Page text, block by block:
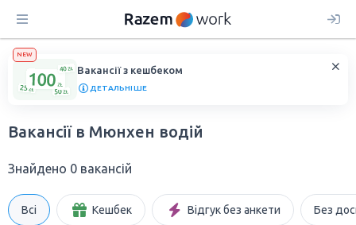
NEW
Вакансії з кешбеком
ДЕТАЛЬНІШЕ
Вакансії в Мюнхен водій
Знайдено 0 вакансій
Всі Кешбек Відгук без анкети Без